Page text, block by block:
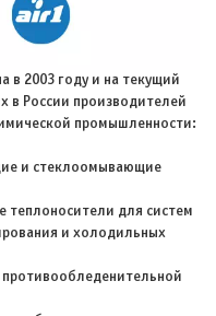
в 2003 году и на текущий
в России производителей
промышленности:
и стеклоомывающие
теплоносители для систем
и холодильных